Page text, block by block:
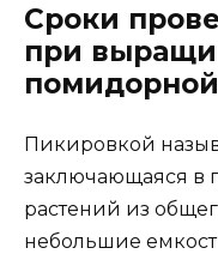
Сроки
при
Пикировкой
заключающаяся в
растений из
небольшие